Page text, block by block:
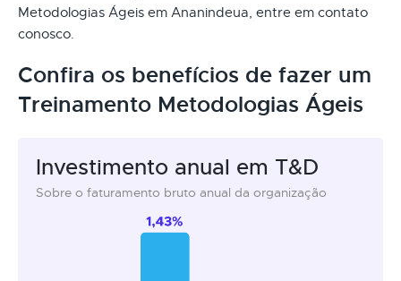
Metodologias Ágeis em Ananindeua, entre em contato
conosco.
Confira os benefícios de fazer um
Treinamento Metodologias Ágeis
Investimento anual em T&D
Sobre o faturamento bruto anual da organização